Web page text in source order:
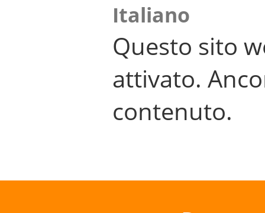
Italiano
Questo sito
attivato.
contenuto.